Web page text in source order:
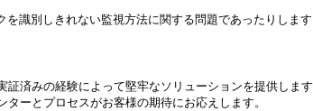
識別しきれない監視方法に関する問題であったりしま
済みの経験によって堅牢なソリューションを提供します
ーとプロセスがお客様の期待にお応えします。